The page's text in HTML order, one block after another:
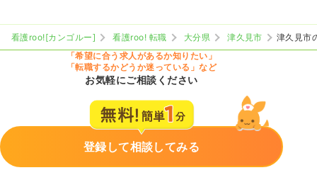
看護roo![カンゴルー] 看護roo! 転職 大分県 津久見市
津久見市
「希望に合う求人があるか知りたい」
「転職するかどうか迷っている」など
お気軽にご相談ください
登録して相談してみる